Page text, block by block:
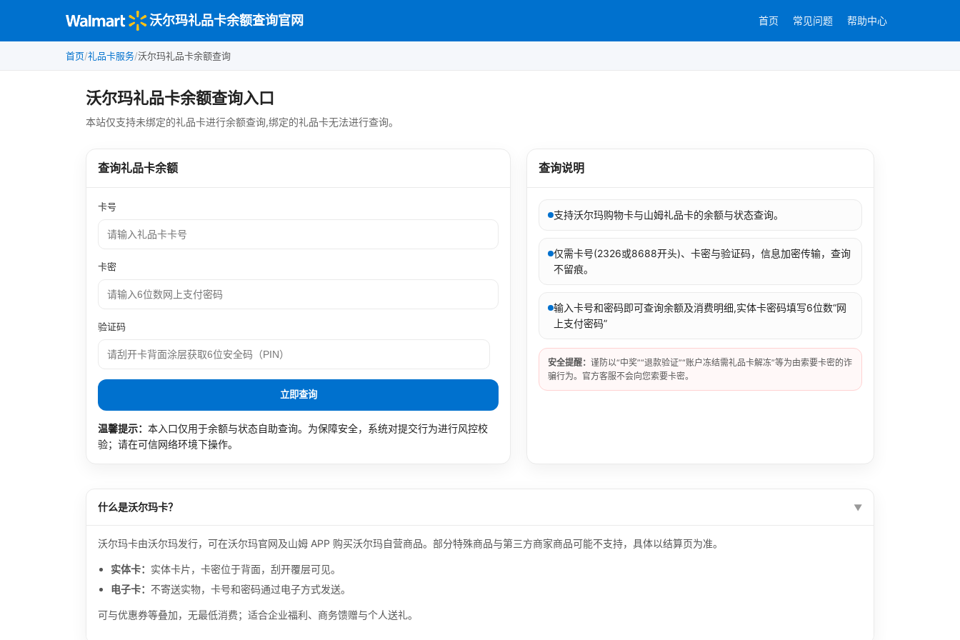
沃尔玛礼品卡余额查询官网 首页 常见问题 帮助中心
首页/礼品卡服务/沃尔玛礼品卡余额查询
沃尔玛礼品卡余额查询入口
本站仅支持未绑定的礼品卡进行余额查询,绑定的礼品卡无法进行查询。
查询礼品卡余额
卡号
卡密
验证码
立即查询
温馨提示： 本入口仅用于余额与状态自助查询。为保障安全，系统对提交行为进行风控校
验；请在可信网络环境下操作。
查询说明
支持沃尔玛购物卡与山姆礼品卡的余额与状态查询。
仅需卡号(2326或8688开头)、卡密与验证码，信息加密传输，查询
不留痕。
输入卡号和密码即可查询余额及消费明细,实体卡密码填写6位数“网
上支付密码”
安全提醒：谨防以“中奖”“退款验证”“账户冻结需礼品卡解冻”等为由索要卡密的诈
骗行为。官方客服不会向您索要卡密。
什么是沃尔玛卡？
沃尔玛卡由沃尔玛发行，可在沃尔玛官网及山姆 APP 购买沃尔玛自营商品。部分特殊商品与第三方商家商品可能不支持，具体以结算页为准。
实体卡： 实体卡片，卡密位于背面，刮开覆层可见。
电子卡： 不寄送实物，卡号和密码通过电子方式发送。
可与优惠券等叠加，无最低消费；适合企业福利、商务馈赠与个人送礼。